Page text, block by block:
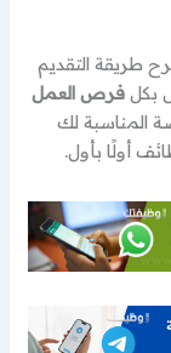
طريقة التقديم
بكلفرص العمل
المناسبة لك
أولًا بأول.